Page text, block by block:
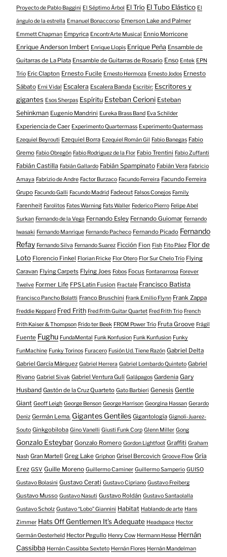
Proyecto de Pablo Baggini El Séptimo Árbol El Trío El Tubo Elástico El
ángulo de la estrella Emanuel Bonaccorso Emerson Lake and Palmer
Emmett Chapman Empyrica EncontrArte Musical Ennio Morricone
Enrique Anderson Imbert Enrique Llopis Enrique Peña Ensamble de
Guitarras de La Plata Ensamble de Guitarras de Rosario Enso Entek EPN
Trío Eric Clapton Ernesto Fucile Ernesto Hermoza Ernesto Jodos Ernesto
Sábato Erni Vidal Escalera Escalera Banda Escribir: Escritores y
gigantes Esos Sherpas Espíritu Esteban Cerioni Esteban
Sehinkman Eugenio Mandrini Eureka Brass Band Eva Schilder
Experiencia de Caer Experimento Quartermass Experimento Quatermass
Ezequiel Beyrouti Ezequiel Borra Ezequiel Román Gil Fabio Banegas Fabio
Gremo Fabio Obregón Fabio Rodriguez de la Flor Fabio Trentini Fabio Zuffanti
Fabián Castilla Fabián Gallardo Fabián Spampinato Fabián Vera Fabricio
Amaya Fabrizio de Andre Factor Burzaco Facundo Ferreira Facundo Ferreira
Grupo Facundo Galli Facundo Madrid Fadeout Falsos Conejos Family
Farenheit Farolitos Fates Warning Fats Waller Federico Pierro Felipe Abel
Surkan Fernando de la Vega Fernando Esley Fernando Guiomar Fernando
Iwasaki Fernando Manrique Fernando Pacheco Fernando Picado Fernando
Refay Fernando Silva Fernando Suarez Ficción Fion Fish Fito Páez Flor de
Loto Florencio Finkel Florian Fricke Flor Otero Flor Sur Chelo Trío Flying
Caravan Flying Carpets Flying Joes Fobos Focus Fontanarrosa Forever
Twelve Former Life FPS Latin Fusion Fractale Francisco Batista
Francisco Pancho Bolatti Franco Bruschini Frank Emilio Flynn Frank Zappa
Freddie Keppard Fred Frith Fred Frith Guitar Quartet Fred Frith Trio French
Frith Kaiser & Thompson Frido ter Beek FROM Power Trío Fruta Groove Frágil
Fuente Fughu FundaMental Funk Konfusion Funk Kunfusion Funky
FunMachine Funky Torinos Furacero Fusión Ud. Tiene Razón Gabriel Delta
Gabriel García Márquez Gabriel Herrera Gabriel Lombardo Quinteto Gabriel
Rivano Gabriel Sivak Gabriel Ventura Gulí Galápagos Gardenia Gary
Husband Gastón de la Cruz Quarteto Gato Barbieri Genesis Gentle
Giant Geoff Leigh George Benson George Harrison Georgina Hassan Gerardo
Deniz Germán Lema. Gigantes Gentiles Gigantología Gignoli-Juarez-
Souto Ginkgobiloba Gino Vanelli Giusti Funk Corp Glenn Miller Gong
Gonzalo Esteybar Gonzalo Romero Gordon Lightfoot Graffiti Graham
Nash Gran Martell Greg Lake Griphon Grisel Bercovich Groove Flow Gría
Erez GSV Guille Moreno Guillermo Caminer Guillermo Samperio GUISO
Gustavo Bolasini Gustavo Cerati Gustavo Cipriano Gustavo Freiberg
Gustavo Musso Gustavo Nasuti Gustavo Roldán Gustavo Santaolalla
Gustavo Scholz Gustavo “Lobo” Giannini Habitat Hablando de arte Hans
Zimmer Hats Off Gentlemen It's Adequate Headspace Hector
Germán Oesterheld Hector Pegullo Henry Cow Hermann Hesse Hernán
Cassibba Hernán Cassibba Sexteto Hernán Flores Hernán Mandelman